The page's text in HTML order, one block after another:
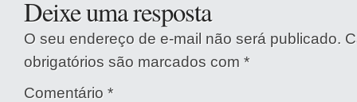
Deixe uma resposta
O seu endereço de e-mail não será publicado.
obrigatórios são marcados com *
Comentário *